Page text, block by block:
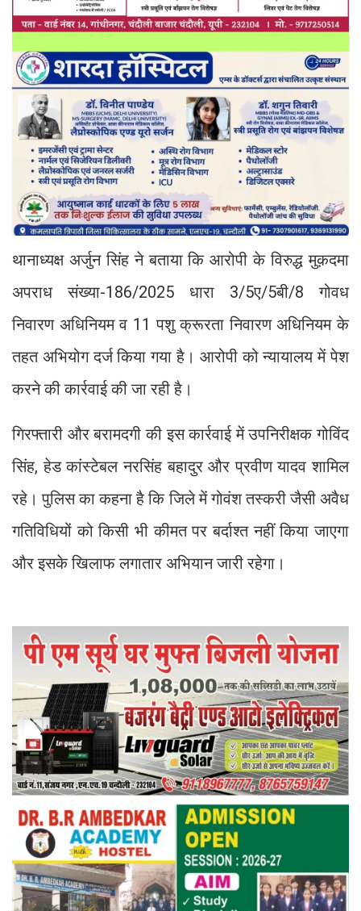
थानाध्यक्ष अर्जुन सिंह ने बताया कि आरोपी के विरुद्ध मुक़दमा
अपराध संख्या-186/2025 धारा 3/5ए/5बी/8 गोवध
निवारण अधिनियम व 11 पशु क्रूरता निवारण अधिनियम के
तहत अभियोग दर्ज किया गया है। आरोपी को न्यायालय में पेश
करने की कार्रवाई की जा रही है।
गिरफ्तारी और बरामदगी की इस कार्रवाई में उपनिरीक्षक गोविंद
सिंह, हेड कांस्टेबल नरसिंह बहादुर और प्रवीण यादव शामिल
रहे। पुलिस का कहना है कि जिले में गोवंश तस्करी जैसी अवैध
गतिविधियों को किसी भी कीमत पर बर्दाश्त नहीं किया जाएगा
और इसके खिलाफ लगातार अभियान जारी रहेगा।